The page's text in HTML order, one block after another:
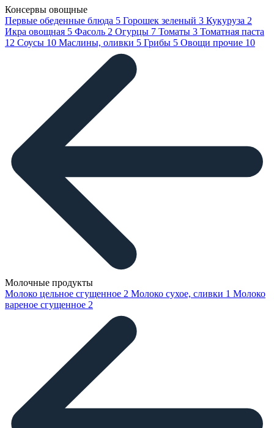
Консервы овощные
Первые обеденные блюда 5 Горошек зеленый 3 Кукуруза 2
Икра овощная 5 Фасоль 2 Огурцы 7 Томаты 3 Томатная паста
12 Соусы 10 Маслины, оливки 5 Грибы 5 Овощи прочие 10
Молочные продукты
Молоко цельное сгущенное 2 Молоко сухое, сливки 1 Молоко
вареное сгущенное 2